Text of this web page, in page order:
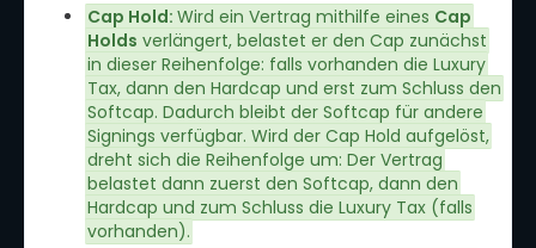
Cap Hold:Wird ein Vertrag mithilfe eines Cap
Holds verlängert, belastet er den Cap zunächst
in dieser Reihenfolge: falls vorhanden die Luxury
Tax, dann den Hardcap und erst zum Schluss den
Softcap. Dadurch bleibt der Softcap für andere
Signings verfügbar. Wird der Cap Hold aufgelöst,
dreht sich die Reihenfolge um: Der Vertrag
belastet dann zuerst den Softcap, dann den
Hardcap und zum Schluss die Luxury Tax (falls
vorhanden).